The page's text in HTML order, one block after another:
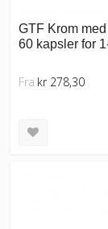
GTF Krom
60 kapsler for
Fra kr 278,30